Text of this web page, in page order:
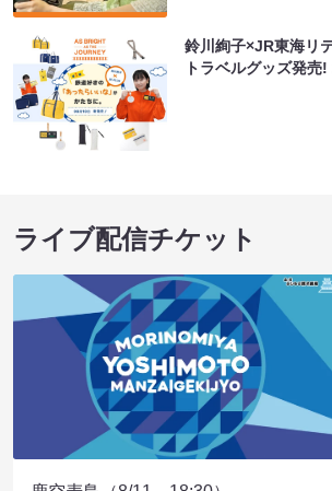
鈴川絢子×JR東海リ
トラベルグッズ発売!
ライブ配信チケット